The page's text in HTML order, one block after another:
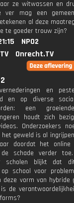
ze witwassen en
ver mag een
al deze
te goeder trouw zijn?
NPO2
Onrecht.TV
en
en op diverse
een
houdt zich
Onderzoekers
het geweld is al
doordat het online
schade verder
scholen blijkt dat
school voor
vorm van hybride
de